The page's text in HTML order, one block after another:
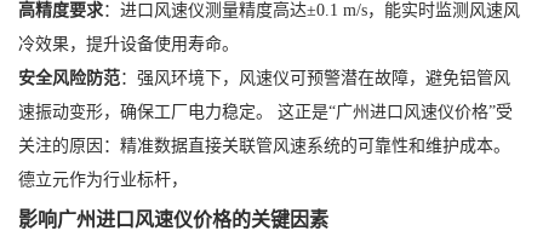
高精度要求：进口风速仪测量精度高达±0.1 m/s，能实时监测风速风
冷效果，提升设备使用寿命。
安全风险防范：强风环境下，风速仪可预警潜在故障，避免铝管风
速振动变形，确保工厂电力稳定。 这正是“广州进口风速仪价格”受
关注的原因：精准数据直接关联管风速系统的可靠性和维护成本。
德立元作为行业标杆，
影响广州进口风速仪价格的关键因素